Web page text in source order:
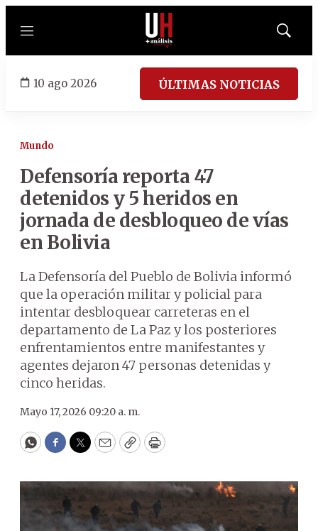
Menú
Mostrar
10 ago 2026 ÚLTIMAS NOTICIAS
Mundo
Defensoría reporta 47
detenidos y 5 heridos en
jornada de desbloqueo de vías
en Bolivia
La Defensoría del Pueblo de Bolivia informó
que la operación militar y policial para
intentar desbloquear carreteras en el
departamento de La Paz y los posteriores
enfrentamientos entre manifestantes y
agentes dejaron 47 personas detenidas y
cinco heridas.
Mayo 17, 2026 09:20 a. m.
WhatsApp
Facebook
Twitter
EmailCopyPrint